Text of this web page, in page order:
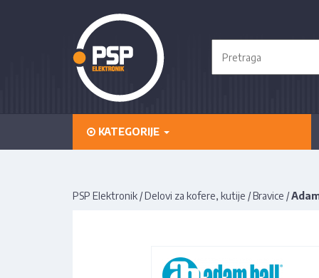
KATEGORIJE
PSP Elektronik /Delovi za kofere, kutije /Bravice /